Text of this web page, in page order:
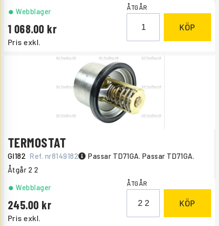
Pris exkl.
1 068.00
Webblager ÅTGÅR
KÖP
TERMOSTAT
GI182 Ref. nr8149182 Passar TD71GA. Passar TD71GA.
Åtgår 2 2
Pris exkl.
245.00
Webblager ÅTGÅR
KÖP